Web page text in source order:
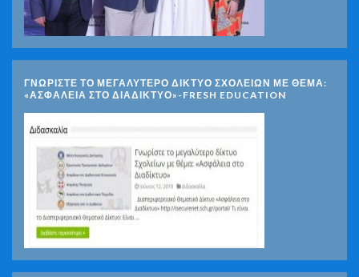
ΓΝΩΡΊΣΤΕ ΤΟ ΜΕΓΑΛΎΤΕΡΟ ΔΊΚΤΥΟ ΣΧΟΛΕΊΩΝ ΜΕ ΘΈΜΑ:
«ΑΣΦΆΛΕΙΑ ΣΤΟ ΔΙΑΔΊΚΤΥΟ»-FRESH EDUCATION